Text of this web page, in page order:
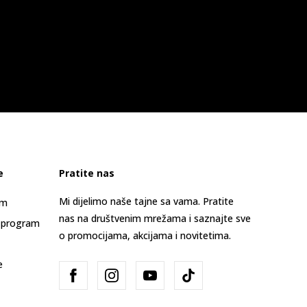
Pratite nas
Mi dijelimo naše tajne sa vama. Pratite
nas na društvenim mrežama i saznajte sve
o promocijama, akcijama i novitetima.